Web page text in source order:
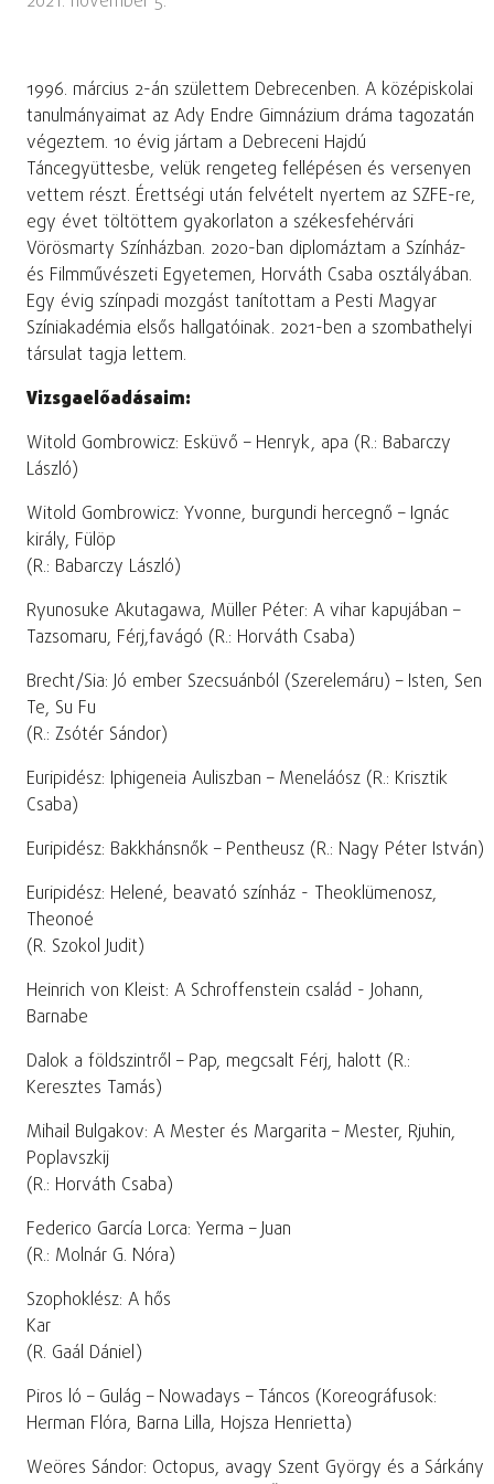
1996. március 2-án születtem Debrecenben. A középiskolai
tanulmányaimat az Ady Endre Gimnázium dráma tagozatán
végeztem. 10 évig jártam a Debreceni Hajdú
Táncegyüttesbe, velük rengeteg fellépésen és versenyen
vettem részt. Érettségi után felvételt nyertem az SZFE-re,
egy évet töltöttem gyakorlaton a székesfehérvári
Vörösmarty Színházban. 2020-ban diplomáztam a Színház-
és Filmművészeti Egyetemen, Horváth Csaba osztályában.
Egy évig színpadi mozgást tanítottam a Pesti Magyar
Színiakadémia elsős hallgatóinak. 2021-ben a szombathelyi
társulat tagja lettem.
Vizsgaelőadásaim:
Witold Gombrowicz: Esküvő – Henryk, apa (R.: Babarczy
László)
Witold Gombrowicz: Yvonne, burgundi hercegnő – Ignác
király, Fülöp
(R.: Babarczy László)
Ryunosuke Akutagawa, Müller Péter: A vihar kapujában –
Tazsomaru, Férj,favágó (R.: Horváth Csaba)
Brecht/Sia: Jó ember Szecsuánból (Szerelemáru) – Isten, Sen
Te, Su Fu
(R.: Zsótér Sándor)
Euripidész: Iphigeneia Auliszban – Meneláósz (R.: Krisztik
Csaba)
Euripidész: Bakkhánsnők – Pentheusz (R.: Nagy Péter István)
Euripidész: Helené, beavató színház - Theoklümenosz,
Theonoé
(R. Szokol Judit)
Heinrich von Kleist: A Schroffenstein család - Johann,
Barnabe
Dalok a földszintről – Pap, megcsalt Férj, halott (R.:
Keresztes Tamás)
Mihail Bulgakov: A Mester és Margarita – Mester, Rjuhin,
Poplavszkij
(R.: Horváth Csaba)
Federico García Lorca: Yerma – Juan
(R.: Molnár G. Nóra)
Szophoklész: A hős
Kar
(R. Gaál Dániel)
Piros ló – Gulág – Nowadays – Táncos (Koreográfusok:
Herman Flóra, Barna Lilla, Hojsza Henrietta)
Weöres Sándor: Octopus, avagy Szent György és a Sárkány